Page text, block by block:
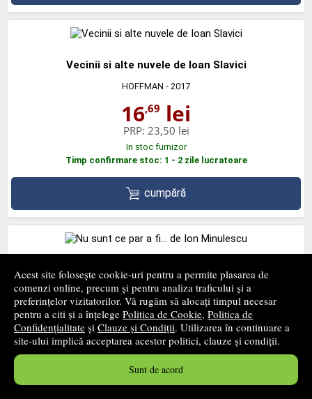
Acest site folosește cookie-uri pentru a permite plasarea de
comenzi online, precum și pentru analiza traficului și a
preferințelor vizitatorilor. Vă rugăm să alocați timpul necesar
pentru a citi și a înțelege Politica de Cookie, Politica de
Confidențialitate și Clauze și Condiții. Utilizarea în continuare a
site-ului implică acceptarea acestor politici, clauze și condiții.
Sunt de acord
Vecinii si alte nuvele de Ioan Slavici
HOFFMAN - 2017
16,69 lei
PRP: 23,50 lei
In stoc furnizor
Timp confirmare stoc: 1 - 2 zile lucratoare
cumpără
Nu sunt ce par a fi... de Ion Minulescu
HOFFMAN- 2017
9,59lei
PRP:13,50 lei
Timp confirmare stoc: 1 - 2 zile lucratoare